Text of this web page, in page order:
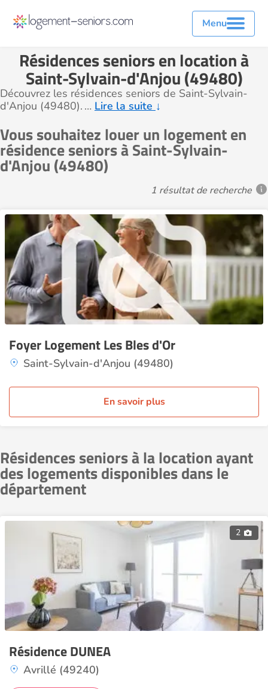
Menu
Résidences seniors en location à
Saint-Sylvain-d'Anjou (49480)
Découvrez les résidences seniors de Saint-Sylvain-
d'Anjou (49480). … Lire la suite ↓
Vous souhaitez louer un logement en
résidence seniors à Saint-Sylvain-
d'Anjou (49480)
1 résultat de recherche
Foyer Logement Les Bles d'Or
Saint-Sylvain-d'Anjou (49480)
En savoir plus
Résidences seniors à la location ayant
des logements disponibles dans le
département
2
Résidence DUNEA
Avrillé (49240)